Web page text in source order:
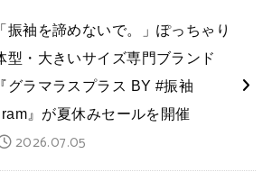
「振袖を諦めないで。」ぽっちゃり
型・大きいサイズ専門ブランド
『グラマラスプラス BY #振袖
』が夏休みセールを開催
2026.07.05